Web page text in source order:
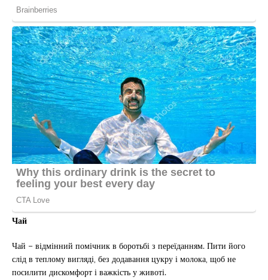
Чай
Чай – відмінний помічник в боротьбі з переїданням. Пити його
слід в теплому вигляді, без додавання цукру і молока, щоб не
посилити дискомфорт і важкість у животі.